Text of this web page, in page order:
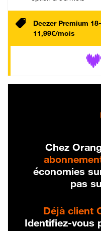
Deezer Premium
11,99€/mois
Chez
économies
pas
Déjà client
Identifiez-vous